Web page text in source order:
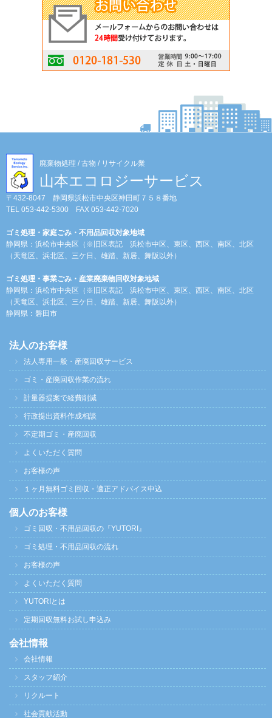
廃棄物処理 / 古物 / リサイクル業
山本エコロジーサービス
〒432-8047 静岡県浜松市中央区神田町７５８番地
TEL 053-442-5300 FAX 053-442-7020
ゴミ処理・家庭ごみ・不用品回収対象地域
静岡県：浜松市中央区（※旧区表記 浜松市中区、東区、西区、南区、北区
（天竜区、浜北区、三ケ日、雄踏、新居、舞阪以外）
ゴミ処理・事業ごみ・産業廃棄物回収対象地域
静岡県：浜松市中央区（※旧区表記 浜松市中区、東区、西区、南区、北区
（天竜区、浜北区、三ケ日、雄踏、新居、舞阪以外）
静岡県：磐田市
法人のお客様
法人専用一般・産廃回収サービス
ゴミ・産廃回収作業の流れ
計量器提案で経費削減
行政提出資料作成相談
不定期ゴミ・産廃回収
よくいただく質問
お客様の声
１ヶ月無料ゴミ回収・適正アドバイス申込
個人のお客様
ゴミ回収・不用品回収の『YUTORI』
ゴミ処理・不用品回収の流れ
お客様の声
よくいただく質問
YUTORIとは
定期回収無料お試し申込み
会社情報
会社情報
スタッフ紹介
リクルート
社会貢献活動